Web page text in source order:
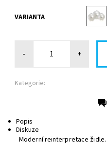
VARIANTA
- +
Kategorie:
Popis
Diskuze
Moderní reinterpretace židle.